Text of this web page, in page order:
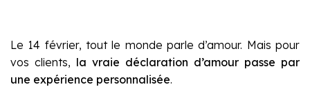
Le 14 février, tout le monde parle d’amour. Mais pour
vos clients, la vraie déclaration d’amour passe par
une expérience personnalisée.